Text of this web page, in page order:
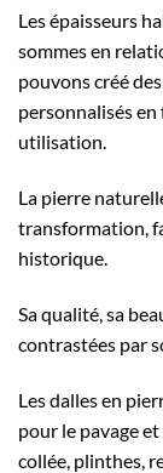
Les épaisseurs
sommes en
pouvons créé
personnalisés
utilisation.
La pierre
transformation,
historique.
Sa qualité, sa
contrastées par
Les dalles en
pour le pavage
collée, plinthes,